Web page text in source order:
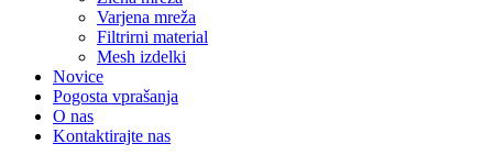
Varjena mreža
Filtrirni material
Mesh izdelki
Novice
Pogosta vprašanja
O nas
Kontaktirajte nas